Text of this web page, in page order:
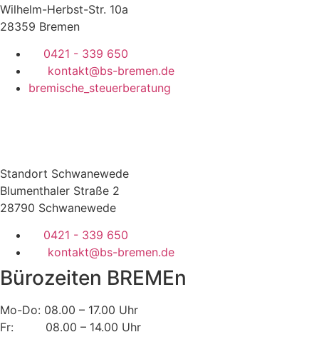
Wilhelm-Herbst-Str. 10a
28359 Bremen
0421 - 339 650
kontakt@bs-bremen.de
bremische_steuerberatung
Standort Schwanewede
Blumenthaler Straße 2
28790 Schwanewede
0421 - 339 650
kontakt@bs-bremen.de
Bürozeiten BREMEn
Mo-Do: 08.00 – 17.00 Uhr
Fr: 08.00 – 14.00 Uhr